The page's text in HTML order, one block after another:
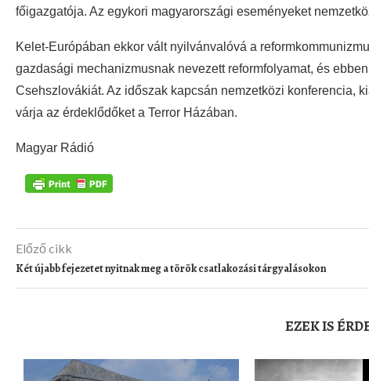
főigazgatója. Az egykori magyarországi eseményeket
Kelet-Európában ekkor vált nyilvánvalóvá a
gazdasági mechanizmusnak nevezett reformfolyamat, és
Csehszlovákiát. Az időszak kapcsán nemzetközi konferencia,
várja az érdeklődőket a Terror Házában.
Magyar Rádió
Előző cikk
Két újabb fejezetet nyitnak meg a török csatlakozási tárgyalásokon
EZEK IS